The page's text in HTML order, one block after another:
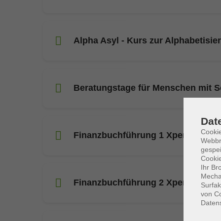
Alpha Asyl - Kurs zur
Beratungstage für Menschen mit
Finanzbuchführung 1 Xpert
Finanzbuchführung 2 Xpert
Ihr
von